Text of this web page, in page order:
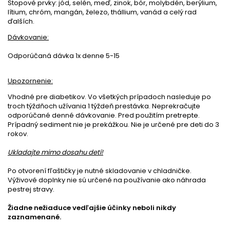
Stopové prvky: jód, selén, meď, zinok, bór, molybdén, berýlium,
lítium, chróm, mangán, železo, thállium, vanád a celý rad
ďalších.
Dávkovanie:
Odporúčaná dávka 1x denne 5-15
Upozornenie:
Vhodné pre diabetikov. Vo všetkých prípadoch nasleduje po
troch týždňoch užívania 1 týždeň prestávka. Neprekračujte
odporúčané denné dávkovanie. Pred použitím pretrepte.
Prípadný sediment nie je prekážkou. Nie je určené pre deti do 3
rokov.
Ukladajte mimo dosahu detí!
Po otvorení fľaštičky je nutné skladovanie v chladničke.
Výživové doplnky nie sú určené na používanie ako náhrada
pestrej stravy.
Žiadne nežiaduce vedľajšie účinky neboli nikdy
zaznamenané.